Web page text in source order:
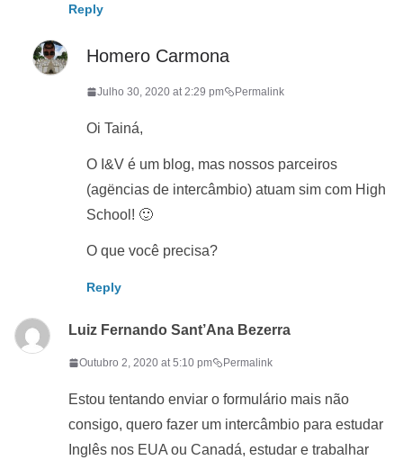
Reply
Homero Carmona
Julho 30, 2020 at 2:29 pm Permalink
Oi Tainá,
O I&V é um blog, mas nossos parceiros
(agëncias de intercâmbio) atuam sim com High
School! 🙂
O que você precisa?
Reply
Luiz Fernando Sant’Ana Bezerra
Outubro 2, 2020 at 5:10 pm Permalink
Estou tentando enviar o formulário mais não
consigo, quero fazer um intercâmbio para estudar
Inglês nos EUA ou Canadá, estudar e trabalhar